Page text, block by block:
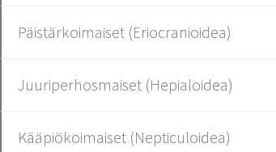
Päistärkoimaiset (Eriocranioidea)
Juuriperhosmaiset (Hepialoidea)
Kääpiökoimaiset (Nepticuloidea)